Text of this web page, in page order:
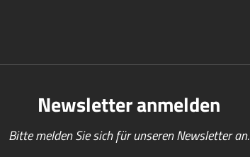
Newsletter anmelden
Bitte melden Sie sich für unseren Newsletter an.